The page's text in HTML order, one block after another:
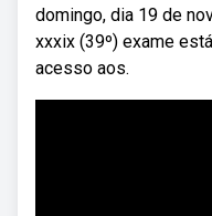
domingo, dia 19 de
xxxix (39º) exame
acesso aos.